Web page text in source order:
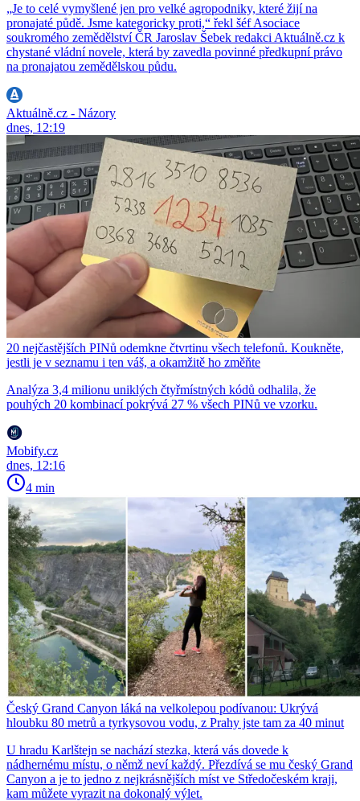
„Je to celé vymyšlené jen pro velké agropodniky, které žijí na
pronajaté půdě. Jsme kategoricky proti,“ řekl šéf Asociace
soukromého zemědělství ČR Jaroslav Šebek redakci Aktuálně.cz k
chystané vládní novele, která by zavedla povinné předkupní právo
na pronajatou zemědělskou půdu.
Aktuálně.cz - Názory
dnes, 12:19
20 nejčastějších PINů odemkne čtvrtinu všech telefonů. Koukněte,
jestli je v seznamu i ten váš, a okamžitě ho změňte
Analýza 3,4 milionu uniklých čtyřmístných kódů odhalila, že
pouhých 20 kombinací pokrývá 27 % všech PINů ve vzorku.
Mobify.cz
dnes, 12:16
4 min
Český Grand Canyon láká na velkolepou podívanou: Ukrývá
hloubku 80 metrů a tyrkysovou vodu, z Prahy jste tam za 40 minut
U hradu Karlštejn se nachází stezka, která vás dovede k
nádhernému místu, o němž neví každý. Přezdívá se mu český Grand
Canyon a je to jedno z nejkrásnějších míst ve Středočeském kraji,
kam můžete vyrazit na dokonalý výlet.